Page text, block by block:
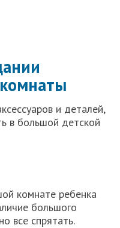
и деталей,
в большой детской
комнате ребенка
большого
все спрятать.